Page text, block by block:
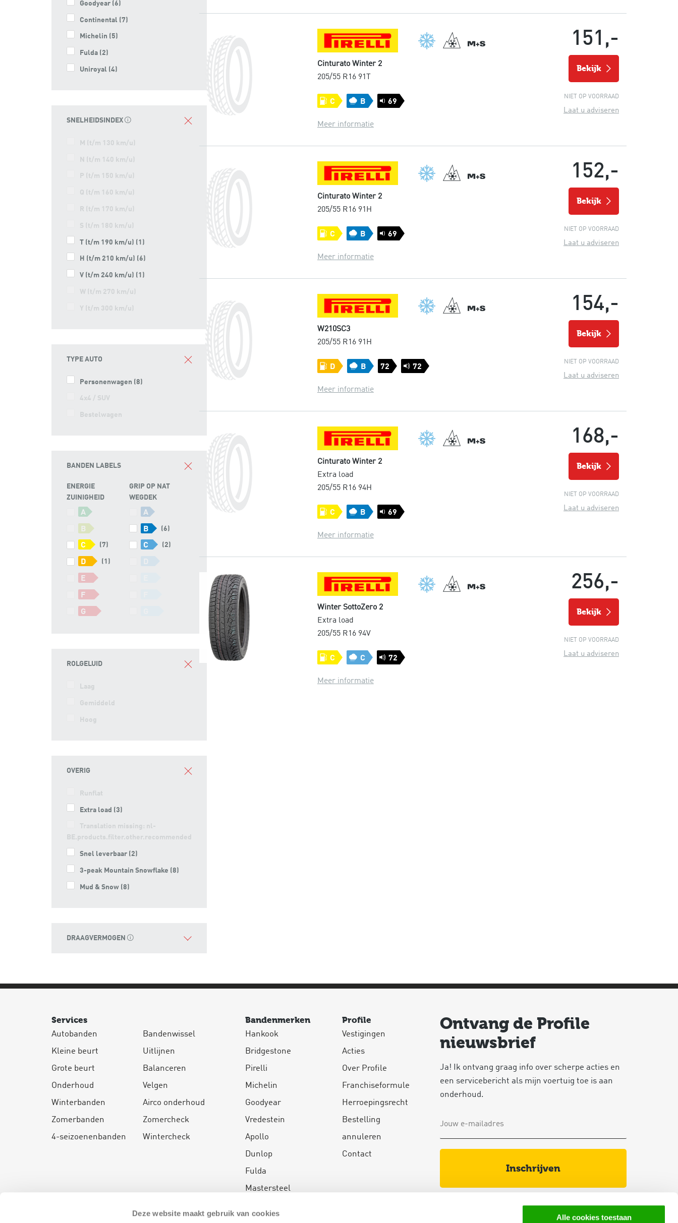
Deze website maakt gebruik van cookies alle cookies toestaan
Goodyear (6)
Continental (7)
Michelin (5)
Fulda (2)
Uniroyal (4)
SNELHEIDSINDEX
M (t/m 130 km/u)
N (t/m 140 km/u)
P (t/m 150 km/u)
Q (t/m 160 km/u)
R (t/m 170 km/u)
S (t/m 180 km/u)
T (t/m 190 km/u) (1)
H (t/m 210 km/u) (6)
V (t/m 240 km/u) (1)
W (t/m 270 km/u)
Y (t/m 300 km/u)
TYPE AUTO
Personenwagen (8)
4x4 / SUV
Bestelwagen
BANDEN LABELS
ENERGIE
ZUINIGHEID
A
B
C (7)
D (1)
E
F
G
GRIP OP NAT
WEGDEK
A
B (6)
C (2)
D
ROLGELUID
Laag
Gemiddeld
Hoog
OVERIG
Runflat
Extra load (3)
Translation missing: nl-
BE.products.filter.other.recommended
Snel leverbaar (2)
3-peak Mountain Snowflake (8)
Mud & Snow (8)
DRAAGVERMOGEN
Cinturato Winter 2
205/55 R16 91T
C B 69
Meer informatie
151,-
bekijk
NIET OP VOORRAAD
Laat u adviseren
Cinturato Winter 2
205/55 R16 91H
C B 69
Meer informatie
152,-
bekijk
NIET OP VOORRAAD
Laat u adviseren
W210SC3
205/55 R16 91H
D B 72 72
Meer informatie
154,-
bekijk
NIET OP VOORRAAD
Laat u adviseren
Cinturato Winter 2
Extra load
205/55 R16 94H
C B 69
Meer informatie
168,-
bekijk
NIET OP VOORRAAD
Laat u adviseren
Winter SottoZero 2
Extra load
205/55 R16 94V
C C 72
Meer informatie
256,-
bekijk
NIET OP VOORRAAD
Laat u adviseren
Services
Autobanden
Kleine beurt
Grote beurt
Onderhoud
Winterbanden
Zomerbanden
4-seizoenenbanden
Bandenwissel
Uitlijnen
Balanceren
Velgen
Airco onderhoud
Zomercheck
Wintercheck
Bandenmerken
Hankook
Bridgestone
Pirelli
Michelin
Goodyear
Vredestein
Apollo
Dunlop
Fulda
Mastersteel
Profile
Vestigingen
Acties
Over Profile
Franchiseformule
Herroepingsrecht
Bestelling
annuleren
Contact
Ontvang de Profile
nieuwsbrief
Ja! Ik ontvang graag info over scherpe acties en
een servicebericht als mijn voertuig toe is aan
onderhoud.
inschrijven